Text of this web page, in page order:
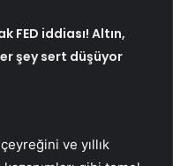
FED iddiası! Altın,
şey sert düşüyor
ve yıllık